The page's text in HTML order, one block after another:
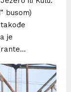
busom)
je